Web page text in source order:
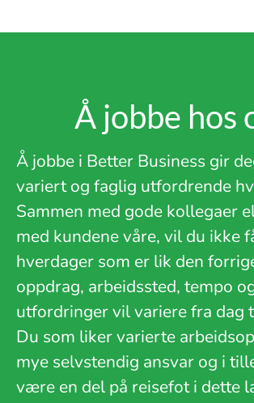
Å jobbe hos
Å jobbe i Better Business gir
variert og faglig utfordrende
Sammen med gode kollegaer
med kundene våre, vil du ikke
hverdager som er lik den
oppdrag, arbeidssted, tempo
utfordringer vil variere fra dag
Du som liker varierte
mye selvstendig ansvar og i
være en del på reisefot i dette